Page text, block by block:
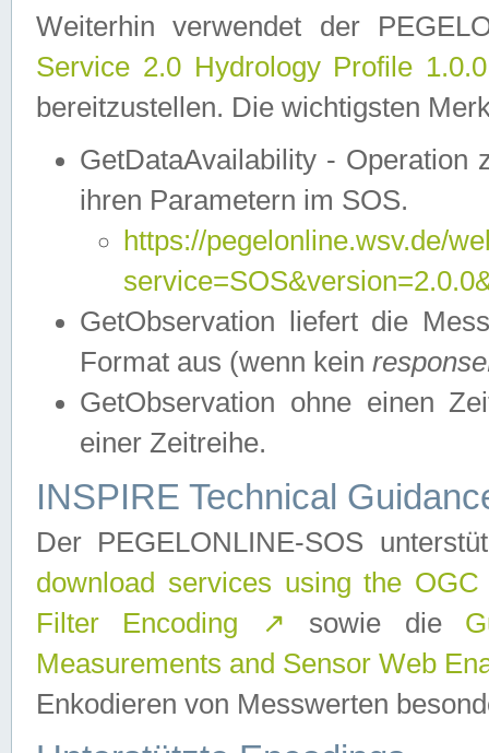
Weiterhin verwendet der
Service 2.0 Hydrology Profile
bereitzustellen. Die wichtigsten
GetDataAvailability - Operation
ihren Parametern im SOS.
https://pegelonline.wsv.de/
GetObservation liefert die
Format aus (wenn kein
GetObservation ohne einen
einer Zeitreihe.
INSPIRE Technical
Der PEGELONLINE-SOS
download services using the
Filter Encoding
↗ sowie die
Measurements and Sensor Web
Enkodieren von Messwerten